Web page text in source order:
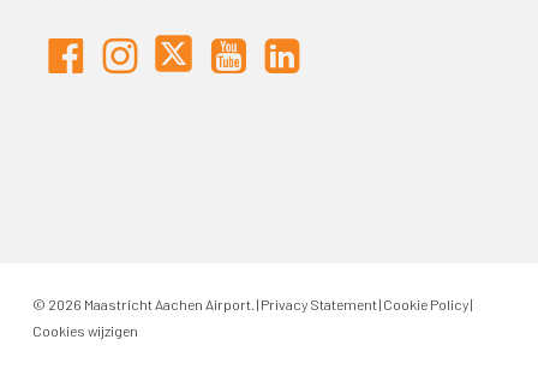
© 2026 Maastricht Aachen Airport. |Privacy Statement| Cookie Policy|
Cookies wijzigen